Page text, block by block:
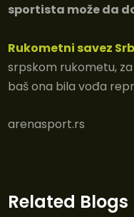
sportista može da
Rukometni savez
srpskom rukometu,
baš ona bila vođa
arenasport.rs
Related Blogs